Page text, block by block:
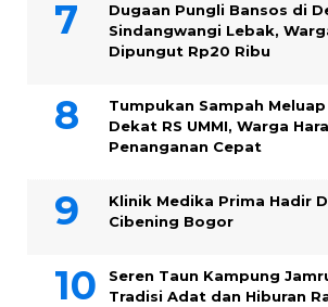
Dugaan Pungli Bansos di
Sindangwangi Lebak,
Dipungut Rp20 Ribu
Tumpukan Sampah
Dekat RS UMMI, Warga
Penanganan Cepat
Klinik Medika Prima Hadir
Cibening Bogor
Seren Taun Kampung
Tradisi Adat dan Hiburan